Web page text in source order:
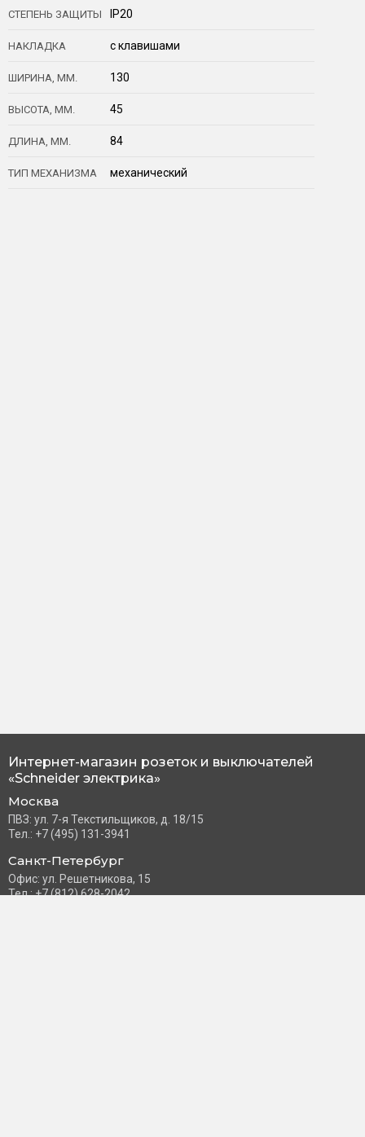
СТЕПЕНЬ ЗАЩИТЫ IP20
НАКЛАДКА с клавишами
ШИРИНА, ММ. 130
ВЫСОТА, ММ. 45
ДЛИНА, ММ. 84
ТИП МЕХАНИЗМА механический
Интернет-магазин розеток и выключателей
«Schneider электрика»
Москва
ПВЗ: ул. 7-я Текстильщиков, д. 18/15
Тел.: +7 (495) 131-3941
Санкт-Петербург
Офис: ул. Решетникова, 15
Тел.: +7 (812) 628-2042